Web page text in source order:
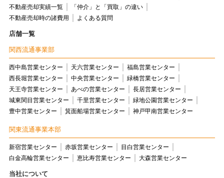
不動産売却実績一覧
「仲介」と「買取」の違い
不動産売却時の諸費用
よくある質問
店舗一覧
関西流通事業部
西中島営業センター 天六営業センター
福島営業センター
西長堀営業センター
中央営業センター
緑橋営業センター
天王寺営業センター
あべの営業センター
長居営業センター
城東関目営業センター
千里営業センター
緑地公園営業センター
豊中営業センター
箕面船場営業センター 神戸甲南営業センター
関東流通事業本部
新宿営業センター 赤坂営業センター
目白営業センター
白金高輪営業センター
恵比寿営業センター 大森営業センター
当社について